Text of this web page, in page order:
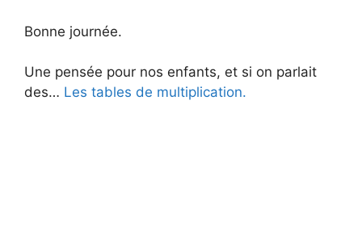
Bonne journée.
Une pensée pour nos enfants, et si on parlait
des… Les tables de multiplication.